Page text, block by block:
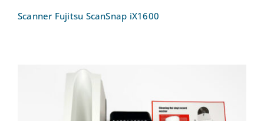
Scanner Fujitsu ScanSnap iX1600